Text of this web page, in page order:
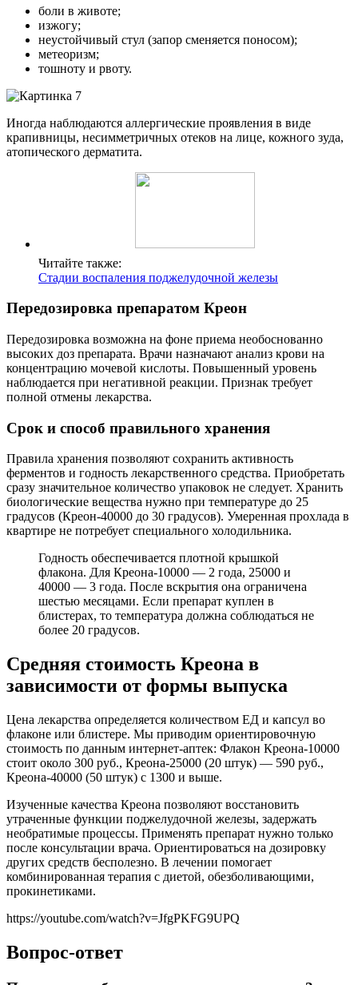
боли в животе;
изжогу;
неустойчивый стул (запор сменяется поносом);
метеоризм;
тошноту и рвоту.
Иногда наблюдаются аллергические проявления в виде
крапивницы, несимметричных отеков на лице, кожного зуда,
атопического дерматита.
Читайте также:
Стадии воспаления поджелудочной железы
Передозировка препаратом Креон
Передозировка возможна на фоне приема необоснованно
высоких доз препарата. Врачи назначают анализ крови на
концентрацию мочевой кислоты. Повышенный уровень
наблюдается при негативной реакции. Признак требует
полной отмены лекарства.
Срок и способ правильного хранения
Правила хранения позволяют сохранить активность
ферментов и годность лекарственного средства. Приобретать
сразу значительное количество упаковок не следует. Хранить
биологические вещества нужно при температуре до 25
градусов (Креон-40000 до 30 градусов). Умеренная прохлада в
квартире не потребует специального холодильника.
Годность обеспечивается плотной крышкой
флакона. Для Креона-10000 — 2 года, 25000 и
40000 — 3 года. После вскрытия она ограничена
шестью месяцами. Если препарат куплен в
блистерах, то температура должна соблюдаться не
более 20 градусов.
Средняя стоимость Креона в
зависимости от формы выпуска
Цена лекарства определяется количеством ЕД и капсул во
флаконе или блистере. Мы приводим ориентировочную
стоимость по данным интернет-аптек: Флакон Креона-10000
стоит около 300 руб., Креона-25000 (20 штук) — 590 руб.,
Креона-40000 (50 штук) с 1300 и выше.
Изученные качества Креона позволяют восстановить
утраченные функции поджелудочной железы, задержать
необратимые процессы. Применять препарат нужно только
после консультации врача. Ориентироваться на дозировку
других средств бесполезно. В лечении помогает
комбинированная терапия с диетой, обезболивающими,
прокинетиками.
https://youtube.com/watch?v=JfgPKFG9UPQ
Вопрос-ответ